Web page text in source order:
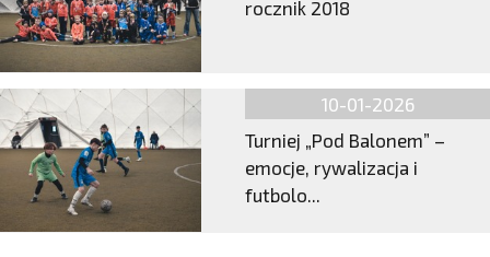
rocznik 2018
10-01-2026
Turniej „Pod Balonem” –
emocje, rywalizacja i
futbolo...